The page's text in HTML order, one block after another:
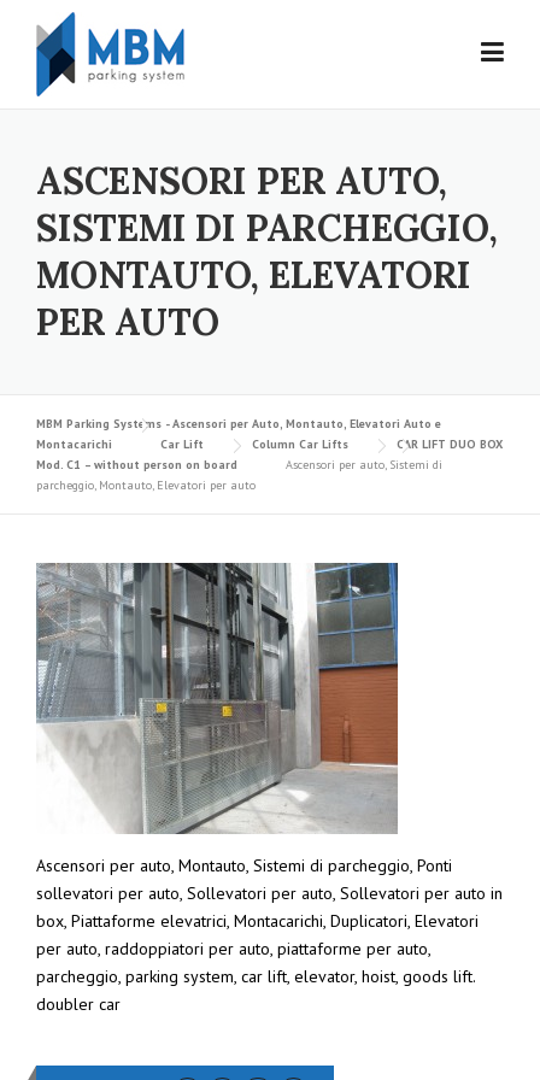
Skip to content
ASCENSORI PER AUTO,
SISTEMI DI PARCHEGGIO,
MONTAUTO, ELEVATORI
PER AUTO
MBM Parking Systems - Ascensori per Auto, Montauto, Elevatori Auto e
Montacarichi
Car Lift Column Car Lifts
CAR LIFT DUO BOX
Mod. C1 – without person on board
Ascensori per auto, Sistemi di
parcheggio, Montauto, Elevatori per auto
Ascensori per auto, Montauto, Sistemi di parcheggio, Ponti
sollevatori per auto, Sollevatori per auto, Sollevatori per auto in
box, Piattaforme elevatrici, Montacarichi, Duplicatori, Elevatori
per auto, raddoppiatori per auto, piattaforme per auto,
parcheggio, parking system, car lift, elevator, hoist, goods lift.
doubler car